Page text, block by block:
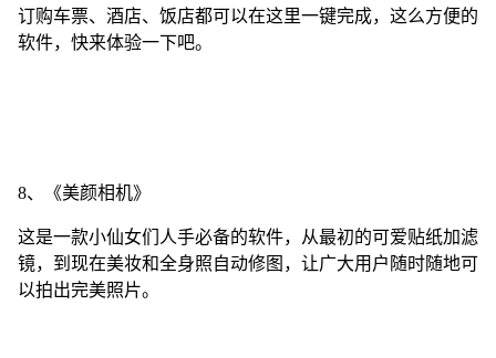
订购车票、酒店、饭店都可以在这里一键完成，这么方便的
软件，快来体验一下吧。
8、《美颜相机》
这是一款小仙女们人手必备的软件，从最初的可爱贴纸加滤
镜，到现在美妆和全身照自动修图，让广大用户随时随地可
以拍出完美照片。